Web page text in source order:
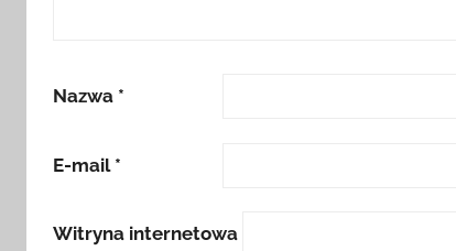
Nazwa *
E-mail *
Witryna internetowa